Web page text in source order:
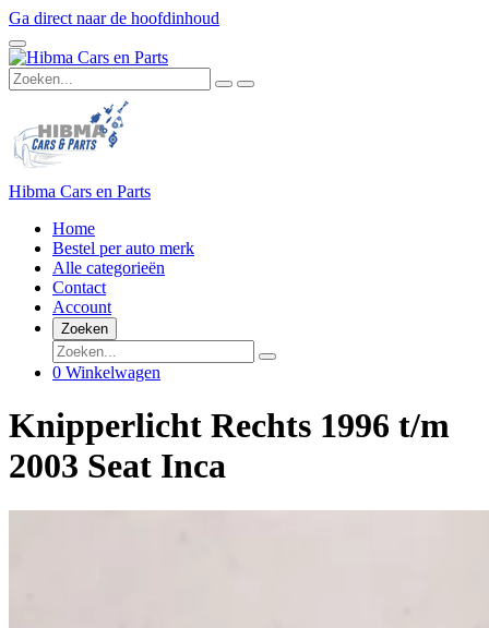
Ga direct naar de hoofdinhoud
Hibma Cars en Parts
Home
Bestel per auto merk
Alle categorieën
Contact
Account
Zoeken
0 Winkelwagen
Knipperlicht Rechts 1996 t/m
2003 Seat Inca